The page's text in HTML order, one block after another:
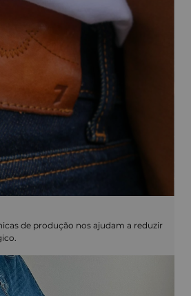
de produção nos ajudam a reduzir